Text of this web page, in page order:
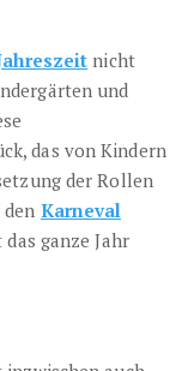
nicht
und
das von Kindern
der Rollen
Karneval
ganze Jahr